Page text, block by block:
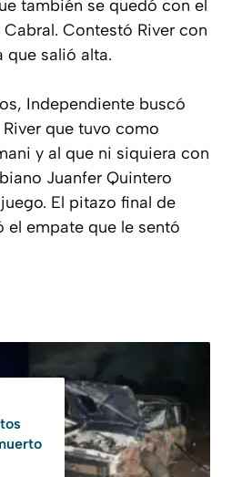
también se quedó con el
Contestó River con
que salió alta.
Independiente buscó
que tuvo como
y al que ni siquiera con
Juanfer Quintero
El pitazo final de
el empate que le sentó